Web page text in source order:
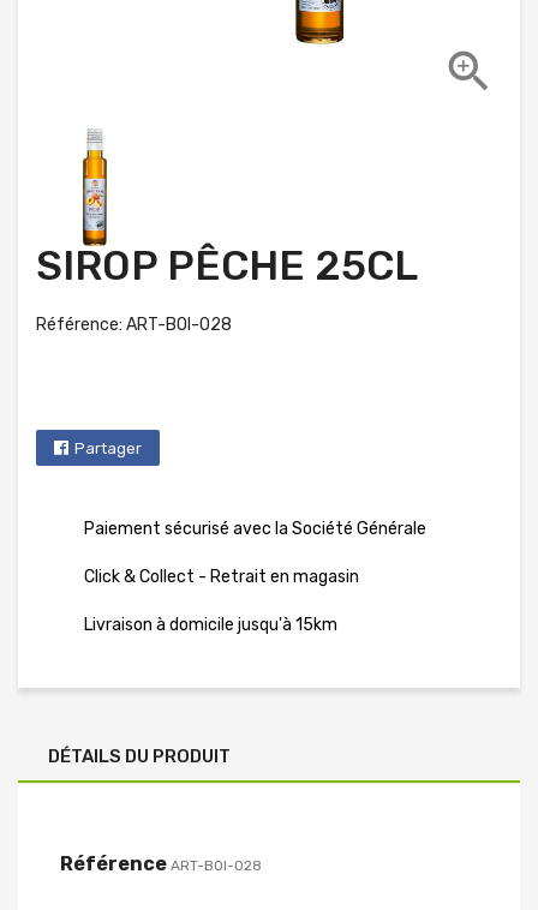

SIROP PÊCHE 25CL
Référence: ART-BOI-028
Partager
Paiement sécurisé avec la Société Générale
Click & Collect - Retrait en magasin
Livraison à domicile jusqu'à 15km
DÉTAILS DU PRODUIT
Référence ART-BOI-028